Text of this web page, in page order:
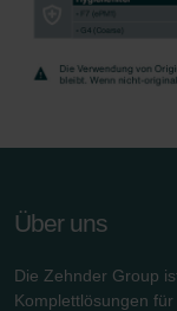
Über uns
Die Zehnder Group
Komplettlösungen